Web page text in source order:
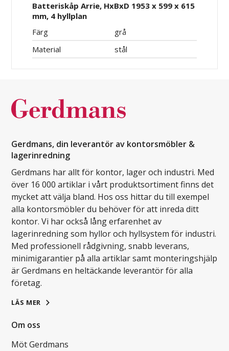
Batteriskåp Arrie, HxBxD 1953 x 599 x 615
mm, 4 hyllplan
Färg
grå
Material
stål
Gerdmans, din leverantör av kontorsmöbler &
lagerinredning
Gerdmans har allt för kontor, lager och industri. Med
över 16 000 artiklar i vårt produktsortiment finns det
mycket att välja bland. Hos oss hittar du till exempel
alla kontorsmöbler du behöver för att inreda ditt
kontor. Vi har också lång erfarenhet av
lagerinredning som hyllor och hyllsystem för industri.
Med professionell rådgivning, snabb leverans,
minimigarantier på alla artiklar samt monteringshjälp
är Gerdmans en heltäckande leverantör för alla
företag.
LÄS MER
Om oss
Möt Gerdmans